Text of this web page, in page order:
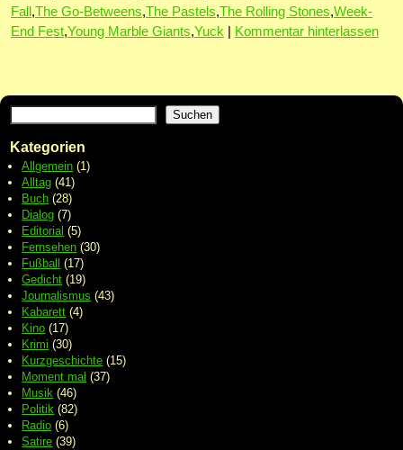
Fall ,The Go-Betweens,The Pastels,The Rolling Stones,Week-
End Fest,Young Marble Giants,Yuck Kommentar hinterlassen
Suchen
Kategorien
Allgemein (1)
Alltag (41)
Buch (28)
Dialog (7)
Editorial (5)
Fernsehen (30)
Fußball (17)
Gedicht (19)
Journalismus (43)
Kabarett (4)
Kino (17)
Krimi (30)
Kurzgeschichte (15)
Moment mal (37)
Musik (46)
Politik (82)
Radio (6)
Satire (39)